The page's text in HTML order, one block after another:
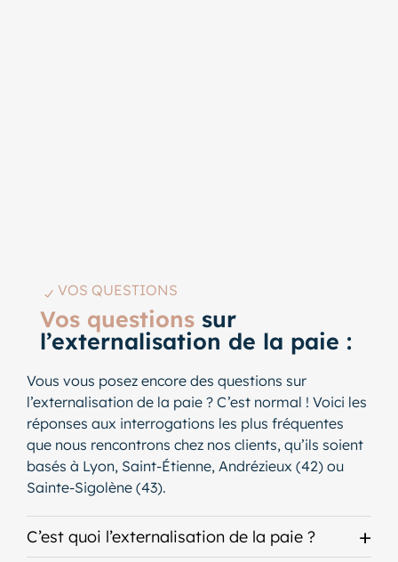
VOS QUESTIONS
Vos questions sur
l’externalisation de la paie :
Vous vous posez encore des questions sur
l’externalisation de la paie ? C’est normal ! Voici les
réponses aux interrogations les plus fréquentes
que nous rencontrons chez nos clients, qu’ils soient
basés à Lyon, Saint-Étienne, Andrézieux (42) ou
Sainte-Sigolène (43).
C’est quoi l’externalisation de la paie ?